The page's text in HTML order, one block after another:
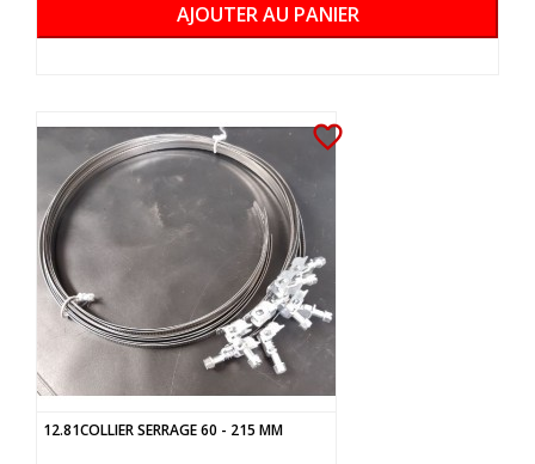
AJOUTER AU PANIER
favorite_border
12.81COLLIER SERRAGE 60 - 215 MM